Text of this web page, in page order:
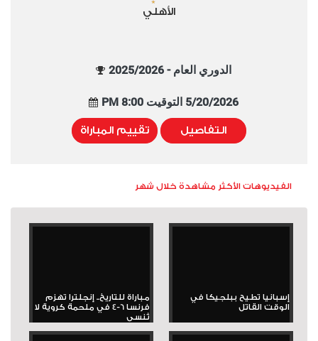
الأهلي
الدوري العام - 2025/2026
5/20/2026 التوقيت 8:00 PM
التفاصيل تقييم المباراة
الفيديوهات الأكثر مشاهدة خلال شهر
إسبانيا تطيح ببلجيكا في
الوقت القاتل
مباراة للتاريخ.. إنجلترا تهزم
فرنسا 6-4 في ملحمة كروية لا
تُنسى